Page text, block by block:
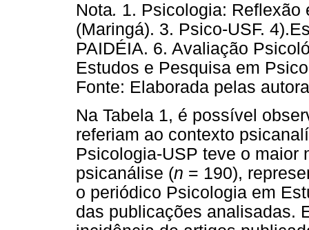
Nota. 1. Psicologia:
(Maringá). 3. Psico-USF.
PAIDÉIA. 6. Avaliação
Estudos e Pesquisa em
Fonte: Elaborada pelas
Na Tabela 1, é possível
referiam ao contexto
Psicologia-USP teve o maior
psicanálise (n = 190),
o periódico Psicologia em
das publicações analisadas.